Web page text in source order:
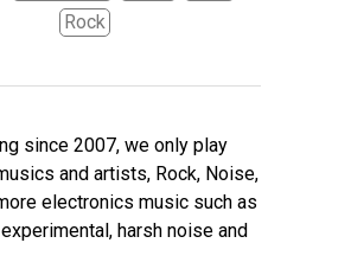
Rock
since 2007, we only play
and artists, Rock, Noise,
electronics music such as
harsh noise and